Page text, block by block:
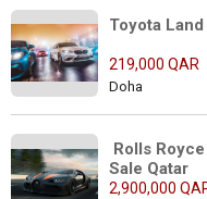
Toyota
219,000 QAR
Doha
Rolls
Sale Qatar
2,900,000